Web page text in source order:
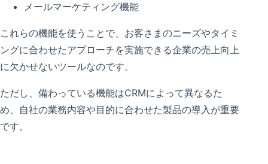
メールマーケティング機能
これらの機能を使うことで、お客さまのニーズやタイミ
ングに合わせたアプローチを実施できる企業の売上向上
に欠かせないツールなのです。
ただし、備わっている機能はCRMによって異なるた
め、自社の業務内容や目的に合わせた製品の導入が重要
です。